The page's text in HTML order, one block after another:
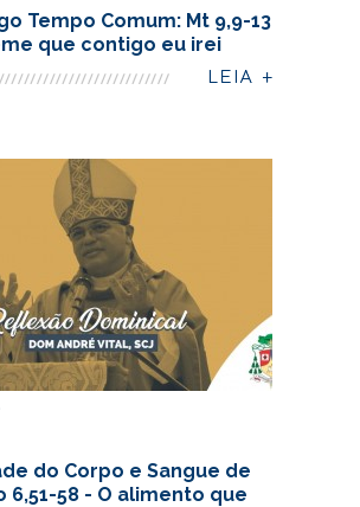
Tempo Comum: Mt 9,9-13
que contigo eu irei
do Corpo e Sangue de
6,51-58 - O alimento que